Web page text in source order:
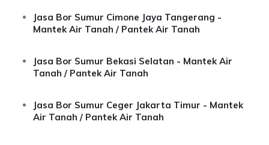
Jasa Bor Sumur Cimone Jaya Tangerang -
Mantek Air Tanah / Pantek Air Tanah
Jasa Bor Sumur Bekasi Selatan - Mantek Air
Tanah / Pantek Air Tanah
Jasa Bor Sumur Ceger Jakarta Timur - Mantek
Air Tanah / Pantek Air Tanah